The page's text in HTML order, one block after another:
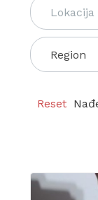
Region
Reset